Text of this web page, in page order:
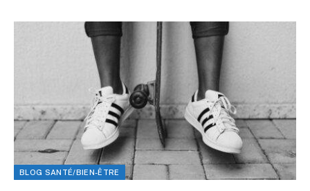
BLOG SANTÉ/BIEN-ÊTRE